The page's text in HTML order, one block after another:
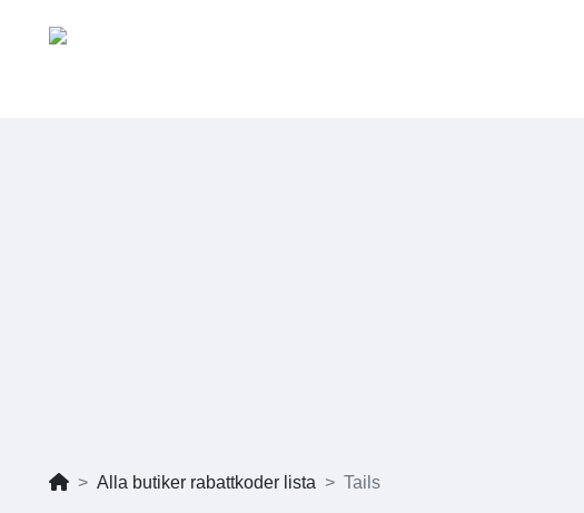
Alla butiker rabattkoder lista Tails